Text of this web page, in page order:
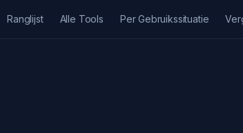
Ranglijst Alle Tools Per Gebruikssituatie